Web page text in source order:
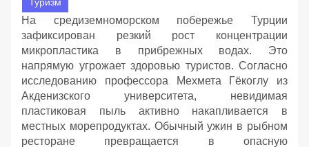
На средиземноморском побережье Турции
зафиксирован резкий рост концентрации
микропластика в прибрежных водах. Это
напрямую угрожает здоровью туристов. Согласно
исследованию профессора Мехмета Гёкоглу из
Акденизского университета, невидимая
пластиковая пыль активно накапливается в
местных морепродуктах. Обычный ужин в рыбном
ресторане превращается в опасную